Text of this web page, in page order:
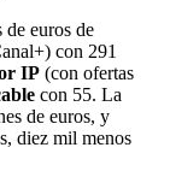
euros de
con 291
IP (con ofertas
con 55. La
de euros, y
diez mil menos